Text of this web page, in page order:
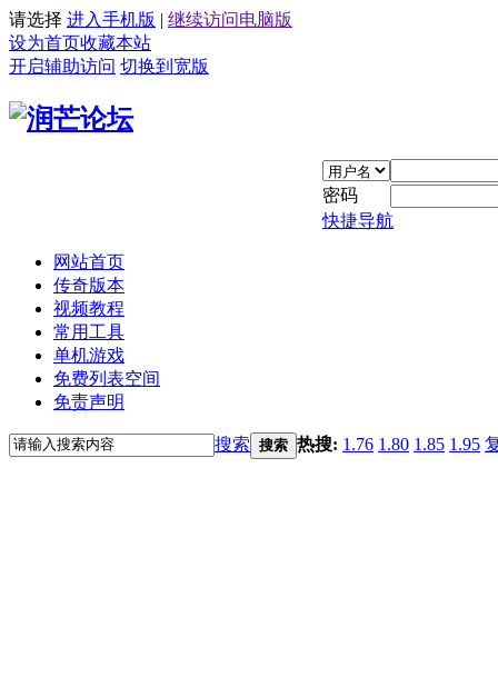
请选择 进入手机版 | 继续访问电脑版
设为首页收藏本站
开启辅助访问 切换到宽版
密码
快捷导航
网站首页
传奇版本
视频教程
常用工具
单机游戏
免费列表空间
免责声明
搜索 搜索 热搜: 1.76 1.80 1.85 1.95